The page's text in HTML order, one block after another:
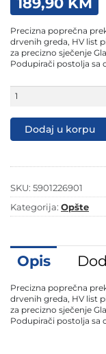
price
was:
229,90 KM.
Precizna poprečna
drvenih greda, HV list
za precizno sječenje
Podupirači postolja sa
Scheppach
preklopna
pila
HM210L
Dodaj u korpu
SKU: 5901226901
Kategorija: Opšte
Opis
Precizna poprečna
drvenih greda, HV list
za precizno sječenje
Podupirači postolja sa